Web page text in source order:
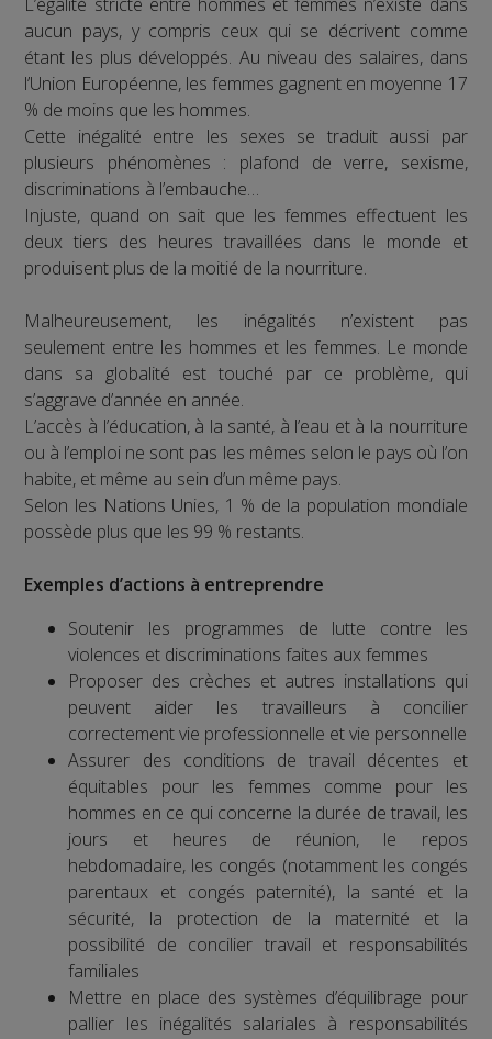
aucun pays, y compris ceux qui se décrivent comme
étant les plus développés. Au niveau des salaires, dans
l’Union Européenne, les femmes gagnent en moyenne 17
% de moins que les hommes.
Cette inégalité entre les sexes se traduit aussi par
plusieurs phénomènes : plafond de verre, sexisme,
discriminations à l’embauche…
Injuste, quand on sait que les femmes effectuent les
deux tiers des heures travaillées dans le monde et
produisent plus de la moitié de la nourriture.
Malheureusement, les inégalités n’existent pas
seulement entre les hommes et les femmes. Le monde
dans sa globalité est touché par ce problème, qui
s’aggrave d’année en année.
L’accès à l’éducation, à la santé, à l’eau et à la nourriture
ou à l’emploi ne sont pas les mêmes selon le pays où l’on
habite, et même au sein d’un même pays.
Selon les Nations Unies, 1 % de la population mondiale
possède plus que les 99 % restants.
Exemples d’actions à entreprendre
Soutenir les programmes de lutte contre les
violences et discriminations faites aux femmes
Proposer des crèches et autres installations qui
peuvent aider les travailleurs à concilier
correctement vie professionnelle et vie personnelle
Assurer des conditions de travail décentes et
équitables pour les femmes comme pour les
hommes en ce qui concerne la durée de travail, les
jours et heures de réunion, le repos
hebdomadaire, les congés (notamment les congés
parentaux et congés paternité), la santé et la
sécurité, la protection de la maternité et la
possibilité de concilier travail et responsabilités
familiales
Mettre en place des systèmes d’équilibrage pour
pallier les inégalités salariales à responsabilités